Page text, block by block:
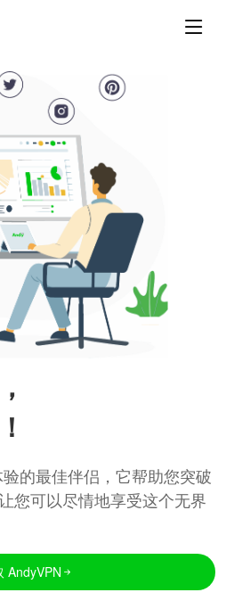
的最佳伴侣，它帮助您突破
您可以尽情地享受这个无界
AndyVPN